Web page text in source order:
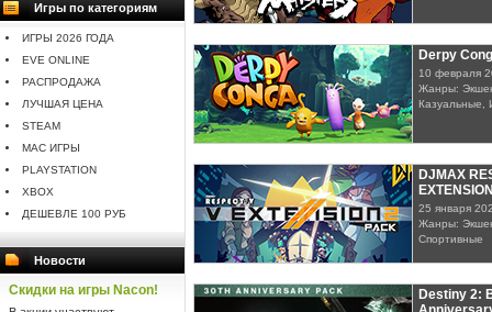
Игры по категориям
ИГРЫ 2026 ГОДА
EVE ONLINE
РАСПРОДАЖА
ЛУЧШАЯ ЦЕНА
STEAM
MAC ИГРЫ
PLAYSTATION
XBOX
ДЕШЕВЛЕ 100 РУБ
Новости
Скидки на игры Nacon!
Derpy
10 февраля
Жанры:
Казуальные,
DJMAX
25 января
Жанры:
Спортивные
Destiny 2: